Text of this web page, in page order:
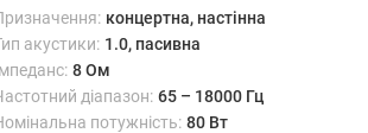
концертна, настінна
акустики: 1.0, пасивна
8 Ом
діапазон: 65 – 18000 Гц
потужність: 80 Вт